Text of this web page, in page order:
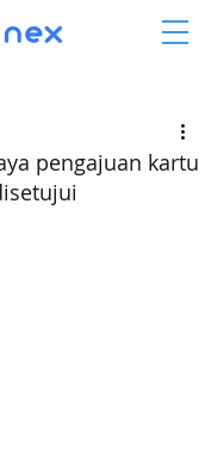
pengajuan kartu